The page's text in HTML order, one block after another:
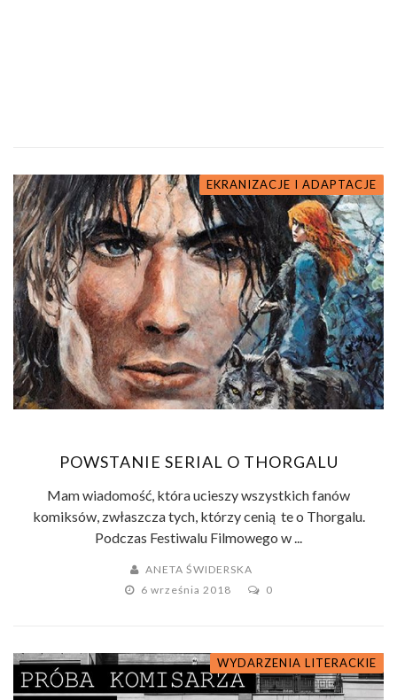
EKRANIZACJE I ADAPTACJE
POWSTANIE SERIAL O THORGALU
Mam wiadomość, która ucieszy wszystkich fanów
komiksów, zwłaszcza tych, którzy cenią te o Thorgalu.
Podczas Festiwalu Filmowego w ...
ANETA ŚWIDERSKA
6 września 2018
0
WYDARZENIA LITERACKIE